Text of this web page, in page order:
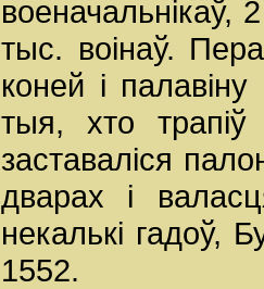
военачальнікаў,
тыс. воінаў.
коней і
тыя, хто
заставаліся
дварах і
некалькі гадоў,
1552.